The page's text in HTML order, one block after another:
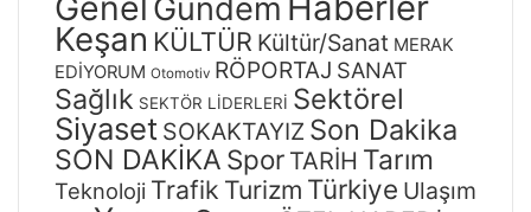
Gündem
Keşan KÜLTÜR Kültür/Sanat MERAK
EDİYORUM Otomotiv RÖPORTAJ SANAT
Sağlık SEKTÖR LİDERLERİ Sektörel
Siyaset SOKAKTAYIZ Son Dakika
SON DAKİKA Spor TARİH Tarım
Teknoloji Trafik Turizm Türkiye Ulaşım